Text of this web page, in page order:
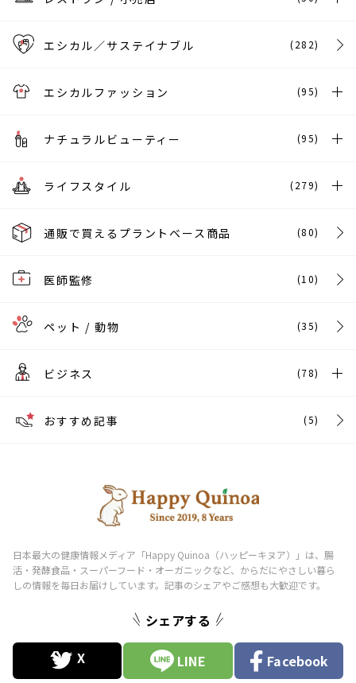
エシカル／サステイナブル (282)
エシカルファッション (95)
ナチュラルビューティー (95)
ライフスタイル (279)
通販で買えるプラントベース商品 (80)
医師監修 (10)
ペット / 動物 (35)
ビジネス (78)
おすすめ記事 (5)
シェアする
LINE Facebook